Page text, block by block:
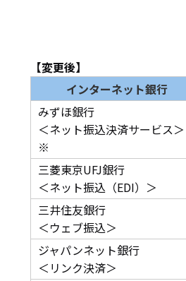
【変更後】
インターネット銀行
みずほ銀行
＜ネット振込決済サービス＞
※
三菱東京UFJ銀行
＜ネット振込（EDI）＞
三井住友銀行
＜ウェブ振込＞
ジャパンネット銀行
＜リンク決済＞